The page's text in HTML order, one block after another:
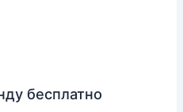
бесплатно